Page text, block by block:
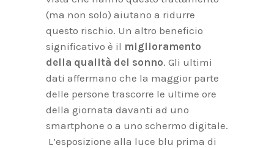
(ma non solo) aiutano a ridurre
questo rischio. Un altro beneficio
significativo è il miglioramento
della qualità del sonno. Gli ultimi
dati affermano che la maggior parte
delle persone trascorre le ultime ore
della giornata davanti ad uno
smartphone o a uno schermo digitale.
L’esposizione alla luce blu prima di